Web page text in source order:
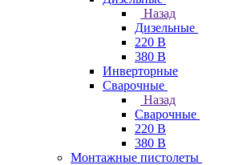
Назад
Дизельные
220 В
380 В
Инверторные
Сварочные
Назад
Сварочные
220 В
380 В
Монтажные пистолеты